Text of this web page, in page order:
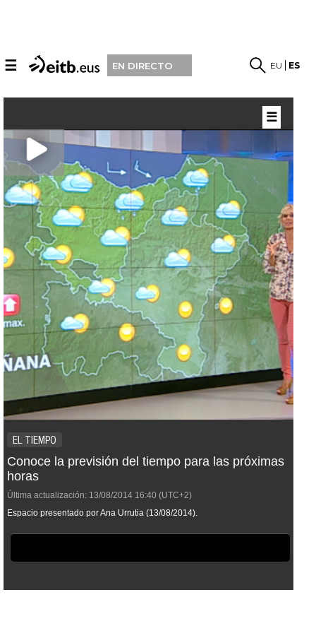
☰ EN DIRECTO EU ES
EL TIEMPO
Conoce la previsión del tiempo para las próximas
horas
Última actualización: 13/08/2014 16:40 (UTC+2)
Espacio presentado por Ana Urrutia (13/08/2014).
☰